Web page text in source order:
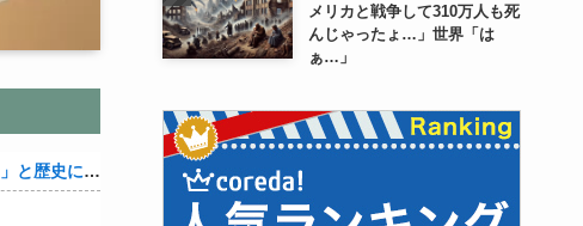
織田信雄って、「織田信雄はバカ」と歴史に書かれているが今まで家が残っているんでバカではないよな？
メリカと戦争して310万人も死
んじゃったょ…」世界「は
ぁ…」